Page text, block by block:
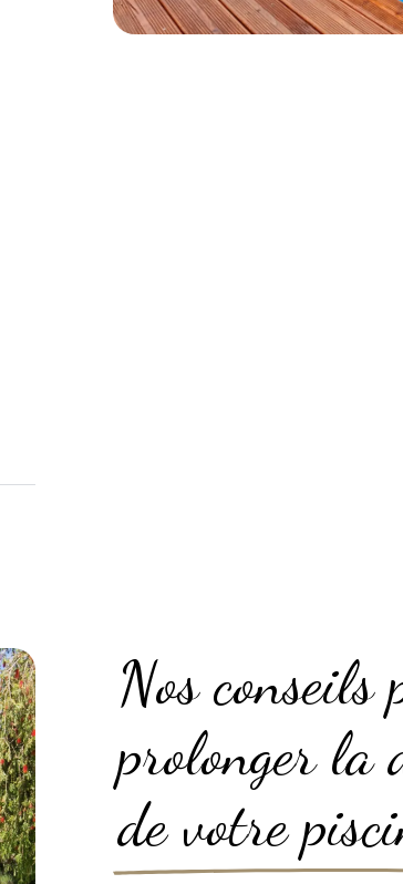
Nos conseils
prolonger la
de votre